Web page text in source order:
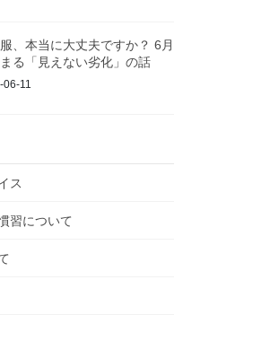
、本当に大丈夫ですか？ 6月
る「見えない劣化」の話
06-11
ス
習について